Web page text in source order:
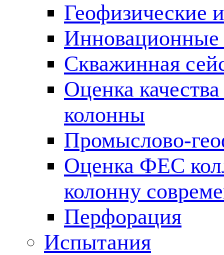
Геофизические
Инновационные
Скважинная
Оценка
колонны
Промыслово-
Оценка ФЕС
колонну
Перфорация
Испытания